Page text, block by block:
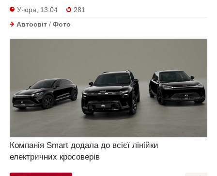
Учора, 13:04
281
Автосвіт / Фото
Компанія Smart додала до всієї лінійки
електричних кросоверів